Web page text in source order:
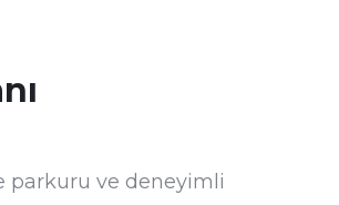
parkuru ve deneyimli